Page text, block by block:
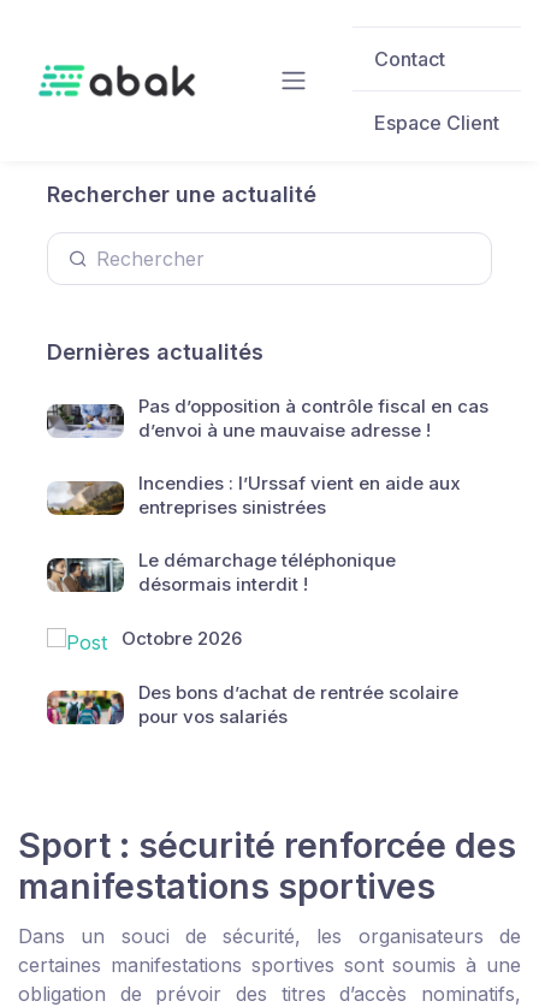
Contact
Espace Client
Rechercher une actualité
Dernières actualités
Pas d’opposition à contrôle fiscal en cas
d’envoi à une mauvaise adresse !
Incendies : l’Urssaf vient en aide aux
entreprises sinistrées
Le démarchage téléphonique
désormais interdit !
Octobre 2026
Des bons d’achat de rentrée scolaire
pour vos salariés
Sport : sécurité renforcée des
manifestations sportives
Dans un souci de sécurité, les organisateurs de
certaines manifestations sportives sont soumis à une
obligation de prévoir des titres d’accès nominatifs,